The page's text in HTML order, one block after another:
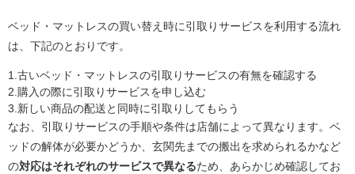
ベッド・マットレスの買い替え時に引取りサービスを利用する流れ
は、下記のとおりです。
1.古いベッド・マットレスの引取りサービスの有無を確認する
2.購入の際に引取りサービスを申し込む
3.新しい商品の配送と同時に引取りしてもらう
なお、引取りサービスの手順や条件は店舗によって異なります。ベ
ッドの解体が必要かどうか、玄関先までの搬出を求められるかなど
の対応はそれぞれのサービスで異なるため、あらかじめ確認してお